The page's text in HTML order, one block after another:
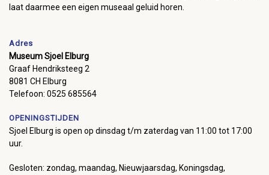
laat daarmee een eigen museaal geluid horen.
Adres
Museum Sjoel Elburg
Graaf Hendriksteeg 2
8081 CH Elburg
Telefoon: 0525 685564
OPENINGSTIJDEN
Sjoel Elburg is open op dinsdag t/m zaterdag van 11:00 tot 17:00
uur.
Gesloten: zondag, maandag, Nieuwjaarsdag, Koningsdag,